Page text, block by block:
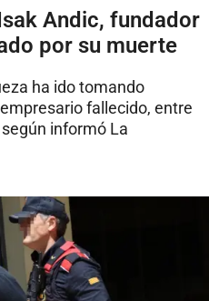
Andic, fundador
por su muerte
ha ido tomando
fallecido, entre
informó La